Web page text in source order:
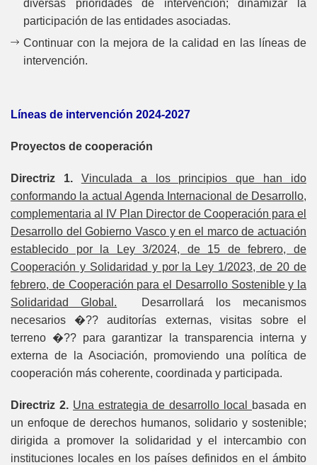
diversas prioridades de intervención; dinamizar la
participación de las entidades asociadas.
Continuar con la mejora de la calidad en las líneas de
intervención.
Líneas de intervención 2024-2027
Proyectos de cooperación
Directriz 1. Vinculada a los principios que han ido
conformando la actual Agenda Internacional de Desarrollo,
complementaria al IV Plan Director de Cooperación para el
Desarrollo del Gobierno Vasco y en el marco de actuación
establecido por la Ley 3/2024, de 15 de febrero, de
Cooperación y Solidaridad y por la Ley 1/2023, de 20 de
febrero, de Cooperación para el Desarrollo Sostenible y la
Solidaridad Global. Desarrollará los mecanismos
necesarios ­�?? auditorías externas, visitas sobre el
terreno �?? para garantizar la transparencia interna y
externa de la Asociación, promoviendo una política de
cooperación más coherente, coordinada y participada.
Directriz 2. Una estrategia de desarrollo local
basada en
un enfoque de derechos humanos, solidario y sostenible;
dirigida a promover la solidaridad y el intercambio con
instituciones locales en los países definidos en el ámbito